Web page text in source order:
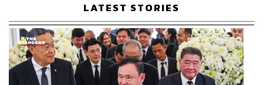
LATEST STORIES